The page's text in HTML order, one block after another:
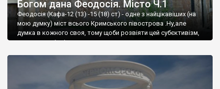
Богом дана Феодосія. Місто Ч.1
Феодосія (Кафа-12 (13) -15 (18) ст) - одне з найцікавіших (на
мою думку) міст всього Кримського півострова .Ну,але
думка в кожного своя, тому щоби розвіяти цей субєктивізм,
запрошую відвідати це